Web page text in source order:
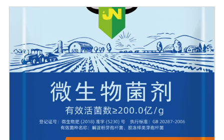
进植物生长的作用。【产品功能】1、改善土壤养分：疏松
土壤，提高土壤通透性和保水保肥能力，增加土壤有机
减产问题。2、解磷解钾、提高化肥利用率：有效菌能分解
土壤中的有机质，减少氮肥的流失;其中解钾解磷菌能将土
壤中固化的化学钾肥、化学磷肥分解转化为速效钾、速效
磷。3、改善作物品质：使用菌剂后，作物中的蛋白质、糖
分、氨基酸、维生素等有益成分含量有所提高，起到改善
作物品质的作用。4、增强作物的抗逆性能、提高产量：分
泌赤霉素、细胞分裂素、生长素等活性物质，刺激、调
节、促进作物的生长发育，增强农作物的抗逆性能，有利
于农作物的增产【用法用量】拌种：在干种(含包衣种子)或
催芽种子上撒上少许水，均匀湿润种子后，将本品撒在种
子上拌匀，晾千后播种。用量：粮食类用20g本品拌2斤，